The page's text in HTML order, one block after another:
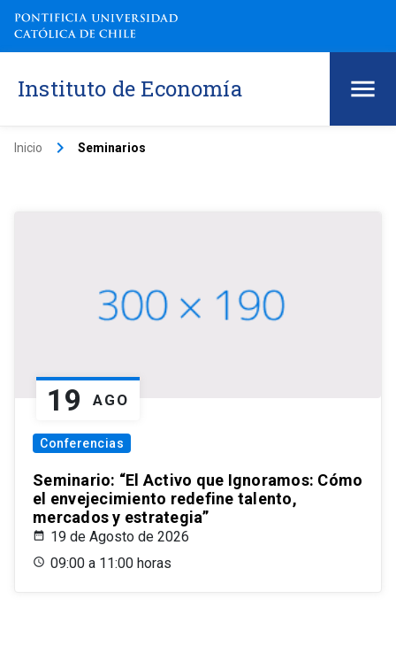
Instituto de Economía
Inicio keyboard_arrow_right Seminarios
19 AGO
Conferencias
Seminario: “El Activo que Ignoramos: Cómo
el envejecimiento redefine talento,
mercados y estrategia”
19 de Agosto de 2026
09:00 a 11:00 horas